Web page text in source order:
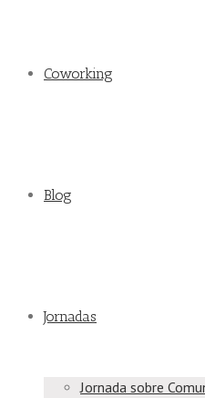
Coworking
Blog
Jornadas
Jornada sobre